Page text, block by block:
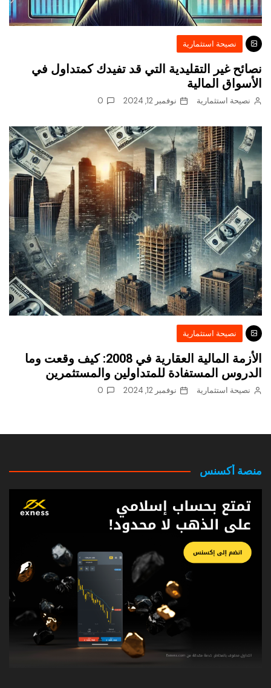
نصيحة استثمارية
نصائح غير التقليدية التي قد تفيدك كمتداول في
الأسواق المالية
نصيحة استثمارية نوفمبر 12, 2024 0
نصيحة استثمارية
الأزمة المالية العقارية في 2008: كيف وقعت وما
الدروس المستفادة للمتداولين والمستثمرين
نصيحة استثمارية نوفمبر 12, 2024 0
منصة أكسنس